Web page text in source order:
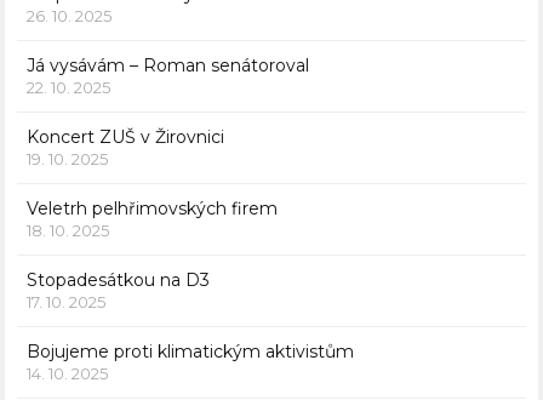
26. 10. 2025
Já vysávám – Roman senátoroval
22. 10. 2025
Koncert ZUŠ v Žirovnici
19. 10. 2025
Veletrh pelhřimovských firem
18. 10. 2025
Stopadesátkou na D3
17. 10. 2025
Bojujeme proti klimatickým aktivistům
14. 10. 2025